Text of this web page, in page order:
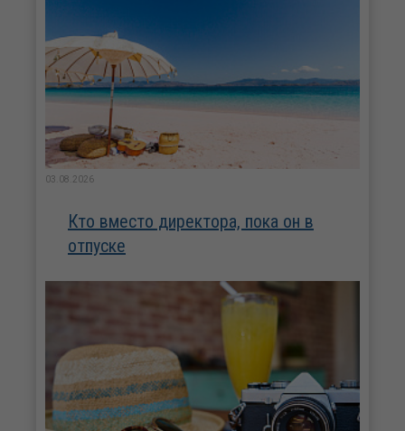
03.08.2026
Кто вместо директора, пока он в
отпуске